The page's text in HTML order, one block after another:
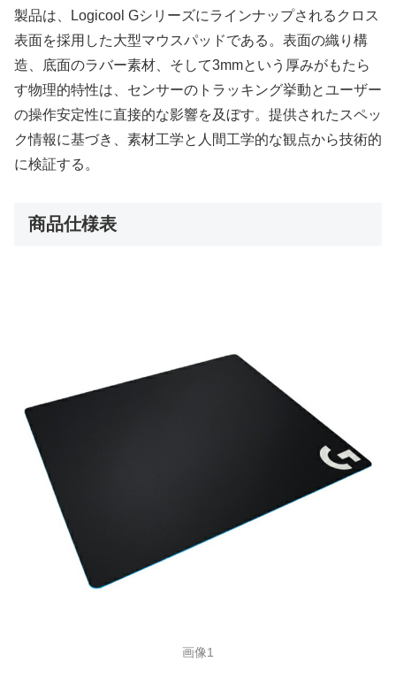
製品は、Logicool Gシリーズにラインナップされるクロス
表面を採用した大型マウスパッドである。表面の織り構
造、底面のラバー素材、そして3mmという厚みがもたら
す物理的特性は、センサーのトラッキング挙動とユーザー
の操作安定性に直接的な影響を及ぼす。提供されたスペッ
ク情報に基づき、素材工学と人間工学的な観点から技術的
に検証する。
商品仕様表
画像1